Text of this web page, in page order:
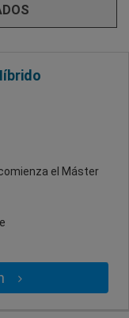
el Máster